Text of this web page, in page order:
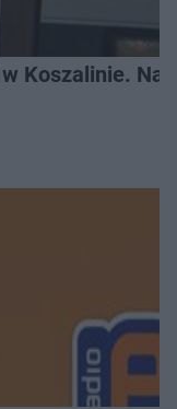
w Koszalinie.